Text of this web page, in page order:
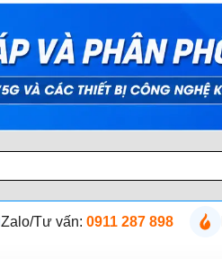
Zalo/Tư vấn: 0911 287 898